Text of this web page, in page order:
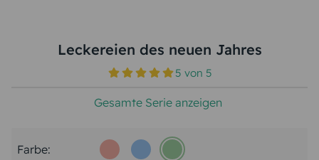
Leckereien des neuen Jahres
5 von 5
Gesamte Serie anzeigen
Farbe: